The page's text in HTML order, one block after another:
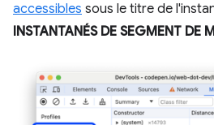
accessibles sous le titre de
INSTANTANÉS DE SEGMENT DE